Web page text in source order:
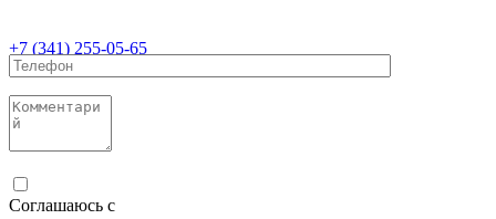
+7 (341) 255-05-65
Соглашаюсь с